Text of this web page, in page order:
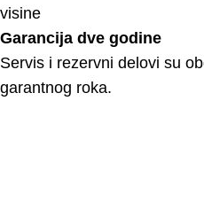
visine
Garancija dve godine
Servis i rezervni delovi su
garantnog roka.